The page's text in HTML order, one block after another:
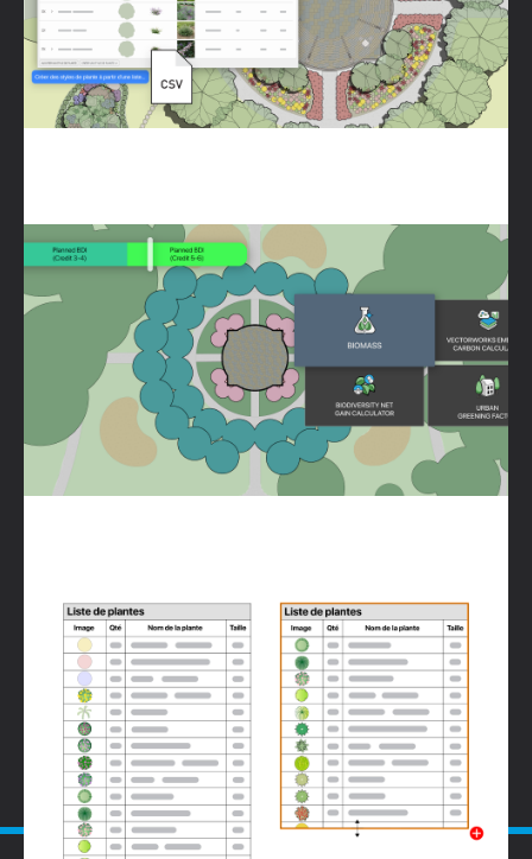
Tableau de bord de durabilité
Morcellement des tableaux
Plus de fonctionnalités